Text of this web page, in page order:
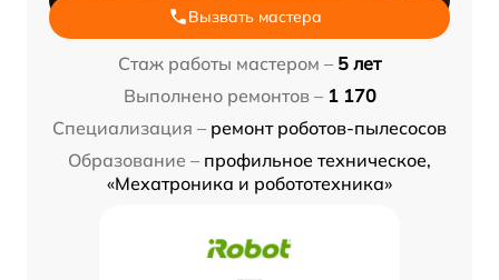
Вызвать мастера
Стаж работы мастером – 5 лет
Выполнено ремонтов – 1 170
Специализация – ремонт роботов-пылесосов
Образование – профильное техническое,
«Мехатроника и робототехника»